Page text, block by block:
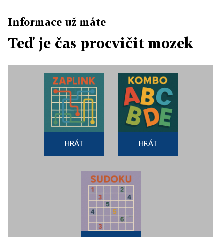
Informace už máte
Teď je čas procvičit mozek
HRÁT HRÁT